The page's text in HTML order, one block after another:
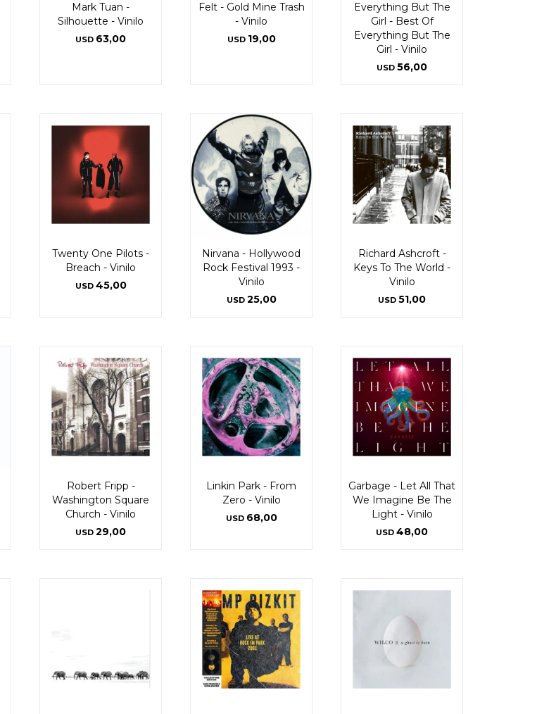
Mark Tuan -
Silhouette - Vinilo
USD 63,00
Felt - Gold Mine Trash
- Vinilo
USD 19,00
Everything But The
Girl - Best Of
Everything But The
Girl - Vinilo
USD 56,00
Twenty One Pilots -
Breach - Vinilo
USD 45,00
Nirvana - Hollywood
Rock Festival 1993 -
Vinilo
USD 25,00
Richard Ashcroft -
Keys To The World -
Vinilo
USD 51,00
Robert Fripp -
Washington Square
Church - Vinilo
USD 29,00
Linkin Park - From
Zero - Vinilo
USD 68,00
Garbage - Let All That
We Imagine Be The
Light - Vinilo
USD 48,00